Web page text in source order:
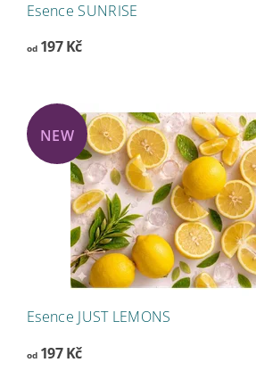
Esence SUNRISE
od197 Kč
NEW
Esence JUST LEMONS
od197 Kč